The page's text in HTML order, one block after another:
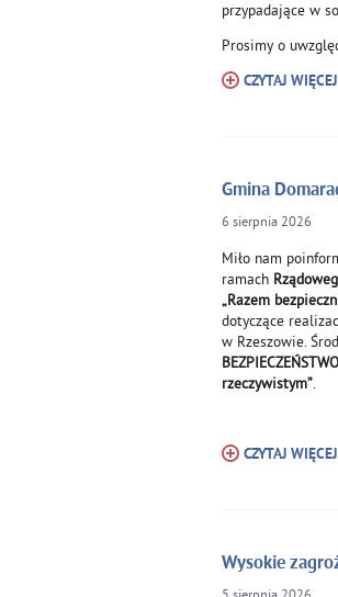
przypadające w
Prosimy o
CZYTAJ WIĘCEJ
Gmina
6 sierpnia 2026
Miło nam
ramach
„Razem
dotyczące
w Rzeszowie.
rzeczywistym”.
CZYTAJ WIĘCEJ
Wysokie